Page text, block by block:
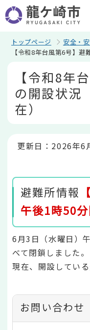
の
ペ
トップページ 安全・
【令和8年台風第6号】避
【令和8年
の開設状況
在）
更新日：2026年6
避難所情報
午後1時50分
6月3日（水曜日）
べて閉鎖しました。
現在、開設してい
お問い合わせ